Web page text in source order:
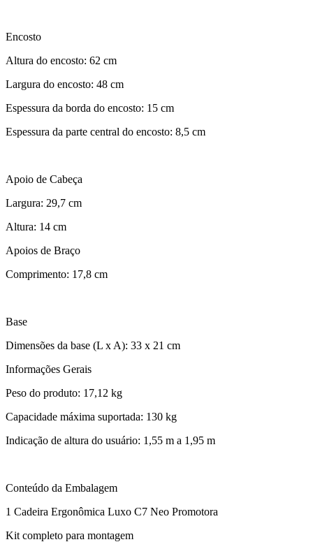
Encosto
Altura do encosto: 62 cm
Largura do encosto: 48 cm
Espessura da borda do encosto: 15 cm
Espessura da parte central do encosto: 8,5 cm
Apoio de Cabeça
Largura: 29,7 cm
Altura: 14 cm
Apoios de Braço
Comprimento: 17,8 cm
Base
Dimensões da base (L x A): 33 x 21 cm
Informações Gerais
Peso do produto: 17,12 kg
Capacidade máxima suportada: 130 kg
Indicação de altura do usuário: 1,55 m a 1,95 m
Conteúdo da Embalagem
1 Cadeira Ergonômica Luxo C7 Neo Promotora
Kit completo para montagem